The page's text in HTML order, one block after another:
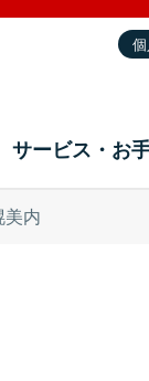
個
サービス・お
美内